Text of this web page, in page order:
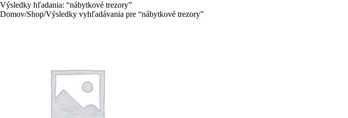
Výsledky hľadania: “nábytkové trezory”
Domov/Shop/Výsledky vyhľadávania pre “nábytkové trezory”